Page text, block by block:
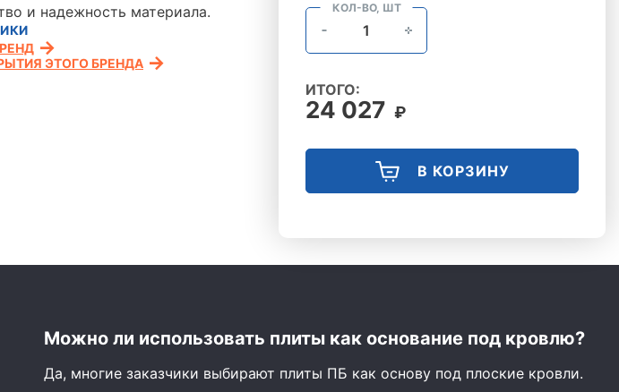
и надежность материала.
ЭТОГО БРЕНДА
КОЛ-ВО, ШТ
ИТОГО:
24 027 ₽
В КОРЗИНУ
Можно ли использовать плиты как основание под кровлю?
Да, многие заказчики выбирают плиты ПБ как основу под плоские кровли.